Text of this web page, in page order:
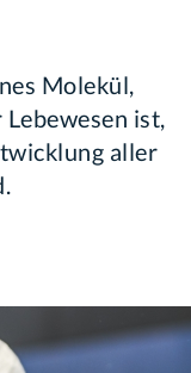
Molekül,
ist,
aller